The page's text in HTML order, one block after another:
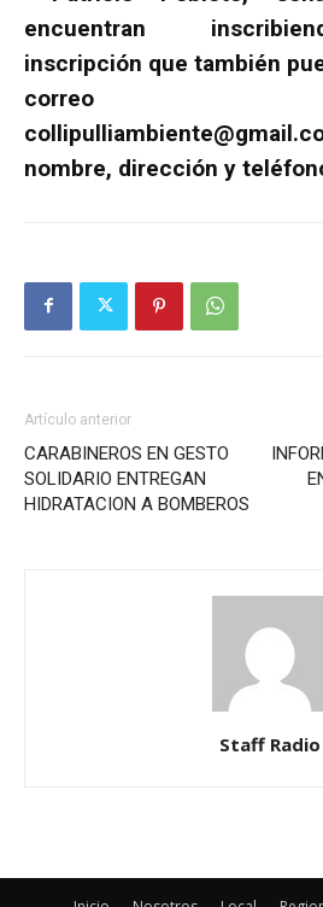
encuentran
inscripción que también
correo
nombre, dirección y
Artículo anterior
CARABINEROS EN GESTO
SOLIDARIO ENTREGAN
HIDRATACION A BOMBEROS
Staff Radio